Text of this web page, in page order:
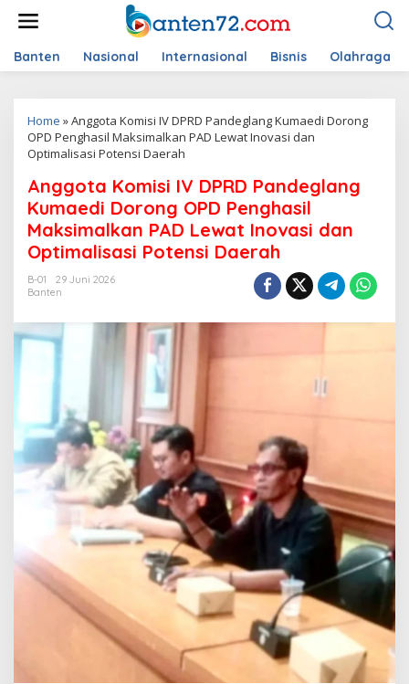
t
Banten Nasional Internasional Bisnis Olahraga
Home »Anggota Komisi IV DPRD Pandeglang Kumaedi Dorong
OPD Penghasil Maksimalkan PAD Lewat Inovasi dan
Optimalisasi Potensi Daerah
Anggota Komisi IV DPRD Pandeglang
Kumaedi Dorong OPD Penghasil
Maksimalkan PAD Lewat Inovasi dan
Optimalisasi Potensi Daerah
B-01
29 Juni 2026
Banten